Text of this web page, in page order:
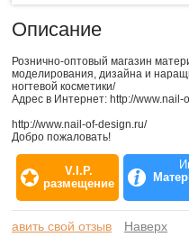
Описание
Рознично-оптовый магазин
моделирования, дизайна и
ногтевой косметики/
Адрес в Интернет: http://www.nail-
http://www.nail-of-design.ru/
Добро пожаловать!
V.I.P.
размещение
Отзывы
свой отзыв Наверх